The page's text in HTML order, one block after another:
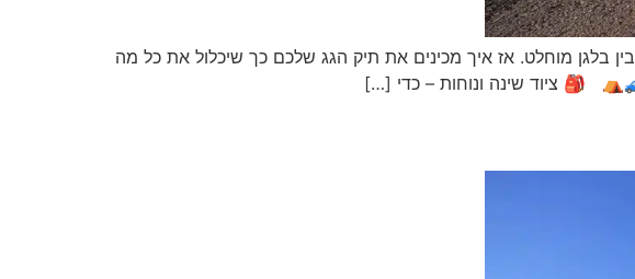
בלגן מוחלט. אז איך מכינים את תיק הגג שלכם כך שיכלול את כל מה
🎒 ציוד שינה ונוחות – כדי […]